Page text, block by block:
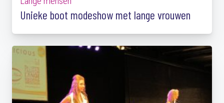
Unieke boot modeshow met lange vrouwen